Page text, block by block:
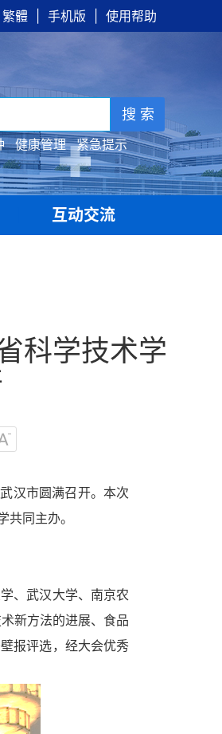
繁體 手机版 使用帮助
搜 索
健康管理 紧急提示
互动交流
科学技术学
汉市圆满召开。本次
同主办。
、武汉大学、南京农
新方法的进展、食品
报评选，经大会优秀